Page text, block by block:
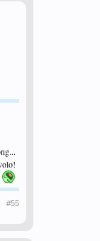
#55